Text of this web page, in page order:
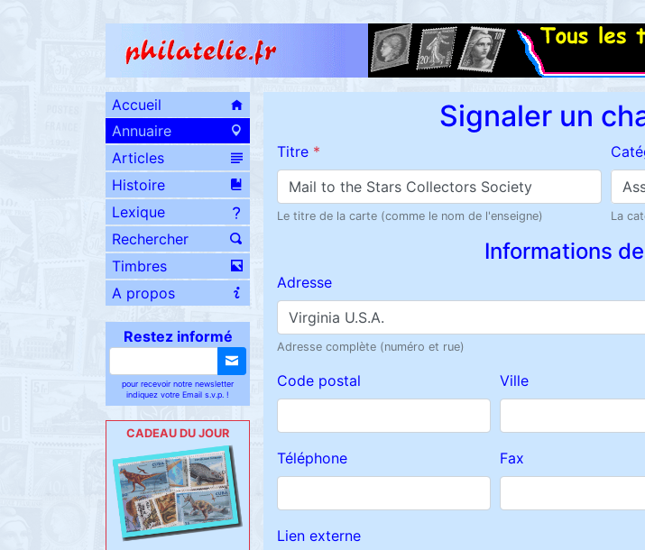
Accueil
Annuaire
Articles
Histoire
Lexique
Rechercher
Timbres
A propos
Restez informé
pour recevoir notre newsletter
indiquez votre Email s.v.p. !
CADEAU DU JOUR
Signaler un
Titre *
Le titre de la carte (comme le nom de l'enseigne) La
Informations
Adresse
Adresse complète (numéro et rue)
Code postal Ville
Téléphone Fax
Lien externe